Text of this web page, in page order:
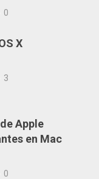
0
X
3
Apple
en Mac
0